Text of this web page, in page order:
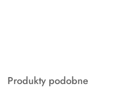
Produkty
Produkty podobne